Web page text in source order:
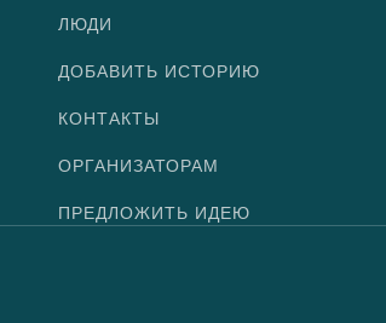
ЛЮДИ
ДОБАВИТЬ ИСТОРИЮ
КОНТАКТЫ
ОРГАНИЗАТОРАМ
ПРЕДЛОЖИТЬ ИДЕЮ